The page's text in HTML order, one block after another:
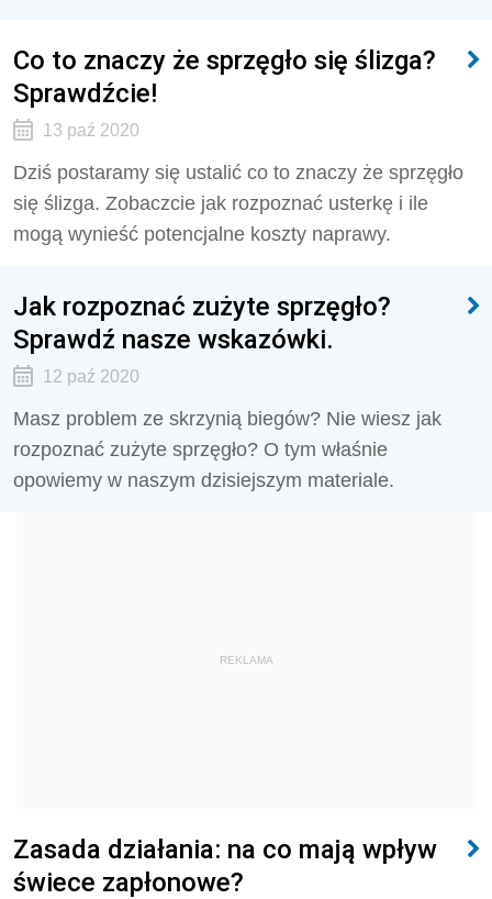
Co to znaczy że sprzęgło się ślizga?
Sprawdźcie!
13 paź 2020
Dziś postaramy się ustalić co to znaczy że sprzęgło
się ślizga. Zobaczcie jak rozpoznać usterkę i ile
mogą wynieść potencjalne koszty naprawy.
Jak rozpoznać zużyte sprzęgło?
Sprawdź nasze wskazówki.
12 paź 2020
Masz problem ze skrzynią biegów? Nie wiesz jak
rozpoznać zużyte sprzęgło? O tym właśnie
opowiemy w naszym dzisiejszym materiale.
REKLAMA
Zasada działania: na co mają wpływ
świece zapłonowe?